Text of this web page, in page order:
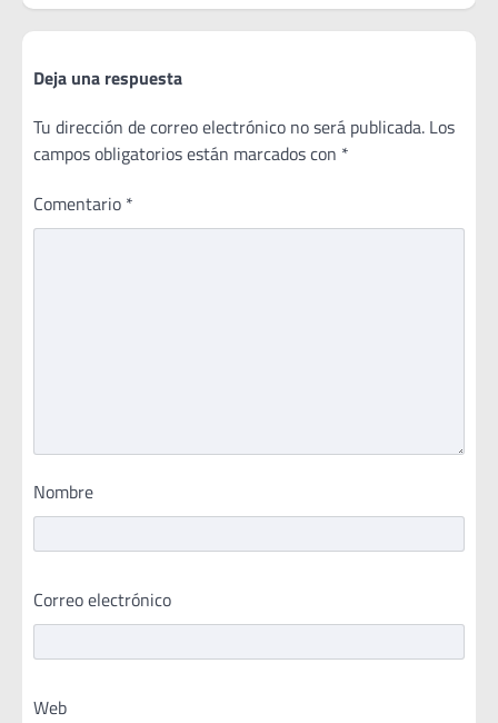
Deja una respuesta
Tu dirección de correo electrónico no será publicada. Los
campos obligatorios están marcados con *
Comentario *
Nombre
Correo electrónico
Web